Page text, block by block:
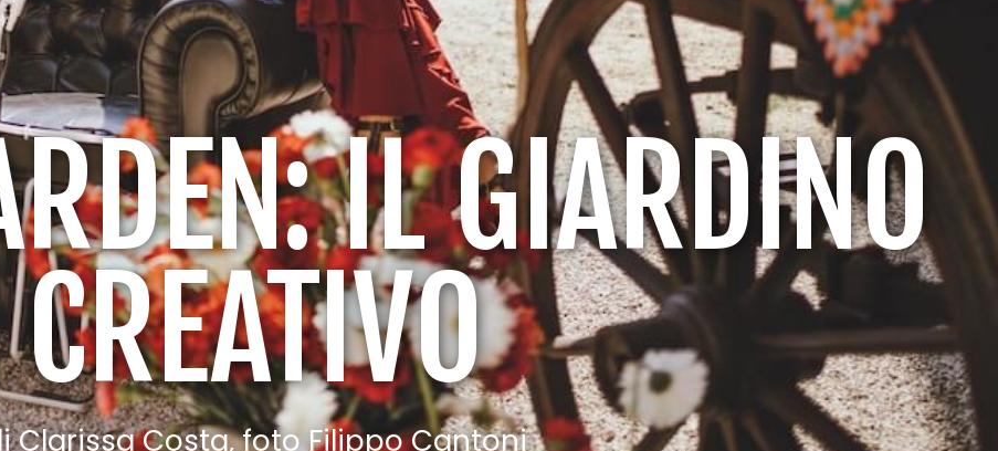
IL GIARDINO
CREATIVO
Clarissa Costa, foto Filippo Cantoni